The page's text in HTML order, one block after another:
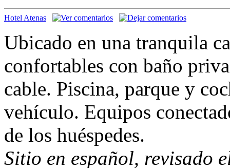
Hotel Atenas
Ubicado en una tranquila
confortables con baño
cable. Piscina, parque y
vehículo. Equipos
de los huéspedes.
Sitio en español, revisado